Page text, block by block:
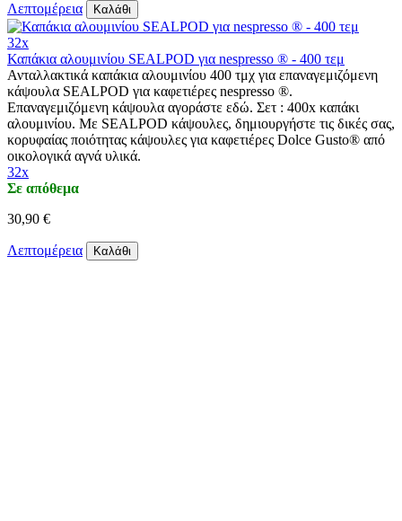
Λεπτομέρεια Καλάθι
32x
Καπάκια αλουμινίου SEALPOD για nespresso ® - 400 τεμ
Ανταλλακτικά καπάκια αλουμινίου 400 τμχ για επαναγεμιζόμενη
κάψουλα SEALPOD για καφετιέρες nespresso ®.
Επαναγεμιζόμενη κάψουλα αγοράστε εδώ. Σετ : 400x καπάκι
αλουμινίου. Με SEALPOD κάψουλες, δημιουργήστε τις δικές σας,
κορυφαίας ποιότητας κάψουλες για καφετιέρες Dolce Gusto® από
οικολογικά αγνά υλικά.
32x
Σε απόθεμα
30,90 €
Λεπτομέρεια Καλάθι